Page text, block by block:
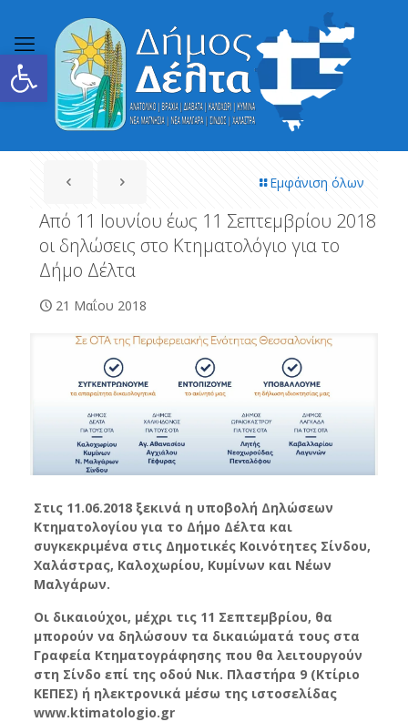
Ανοίξτε τη γραμμή εργαλείων
Εμφάνιση όλων
Από 11 Ιουνίου έως 11 Σεπτεμβρίου 2018
οι δηλώσεις στο Κτηματολόγιο για το
Δήμο Δέλτα
21 Μαΐου 2018
Στις 11.06.2018 ξεκινά η υποβολή Δηλώσεων
Κτηματολογίου για το Δήμο Δέλτα και
συγκεκριμένα στις Δημοτικές Κοινότητες Σίνδου,
Χαλάστρας, Καλοχωρίου, Κυμίνων και Νέων
Μαλγάρων.
Οι δικαιούχοι, μέχρι τις 11 Σεπτεμβρίου, θα
μπορούν να δηλώσουν τα δικαιώματά τους στα
Γραφεία Κτηματογράφησης που θα λειτουργούν
στη Σίνδο επί της οδού Νικ. Πλαστήρα 9 (Κτίριο
ΚΕΠΕΣ) ή ηλεκτρονικά μέσω της ιστοσελίδας
www.ktimatologio.gr